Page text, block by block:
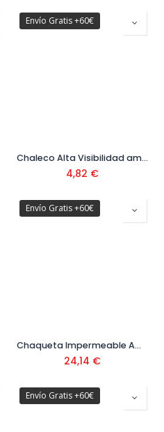
Envío Gratis +60€
Chaleco Alta Visibilidad amarillo Ref. 288VFCMYF
4,82 €
Envío Gratis +60€
Chaqueta Impermeable Amarillo Ref. 288TAFYF
24,14 €
Envío Gratis +60€